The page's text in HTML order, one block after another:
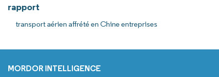
rapport
transport aérien affrété en Chine entreprises
MORDOR INTELLIGENCE